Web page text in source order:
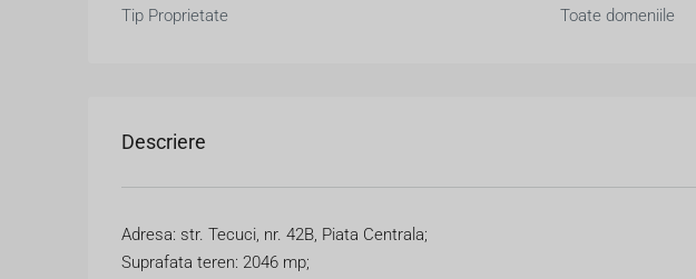
Tip Proprietate
Toate domeniile
Descriere
Adresa: str. Tecuci, nr. 42B, Piata Centrala;
Suprafata teren: 2046 mp;